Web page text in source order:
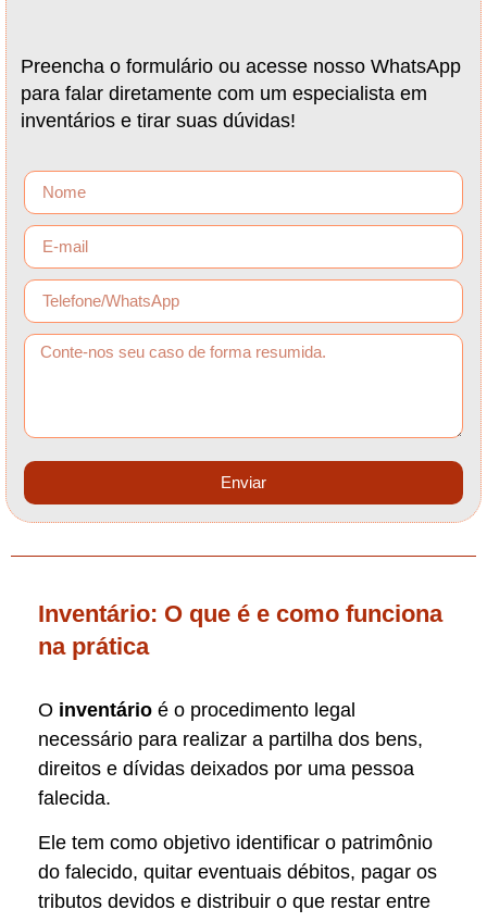
Preencha o formulário ou acesse nosso WhatsApp
para falar diretamente com um especialista em
inventários e tirar suas dúvidas!
Enviar
Inventário: O que é e como funciona
na prática
O inventário é o procedimento legal
necessário para realizar a partilha dos bens,
direitos e dívidas deixados por uma pessoa
falecida.
Ele tem como objetivo identificar o patrimônio
do falecido, quitar eventuais débitos, pagar os
tributos devidos e distribuir o que restar entre